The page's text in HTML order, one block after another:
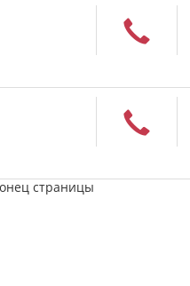
страницы